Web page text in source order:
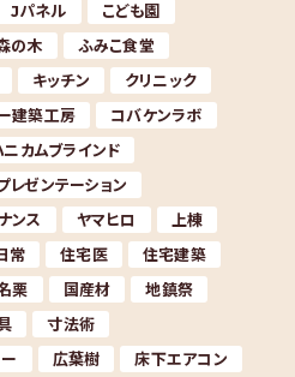
Jパネル
こども園
の木
ふみこ食堂
キッチン
クリニック
建築工房
コバケンラボ
ニカムブラインド
レゼンテーション
ンス ヤマヒロ
上棟
常 住宅医
住宅建築
栗 国産材
地鎮祭
寸法術
広葉樹
床下エアコン